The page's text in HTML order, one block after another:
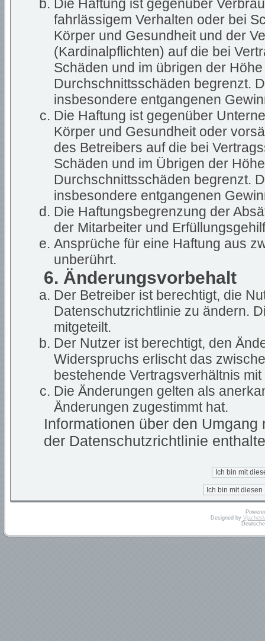
Die Haftung ist gegenüber
fahrlässigem Verhalten oder bei
Körper und Gesundheit und der
(Kardinalpflichten) auf die bei
Schäden und im übrigen der
Durchschnittsschäden begrenzt.
insbesondere entgangenen
Die Haftung ist gegenüber
Körper und Gesundheit oder
des Betreibers auf die bei
Schäden und im Übrigen der
Durchschnittsschäden begrenzt.
insbesondere entgangenen
Die Haftungsbegrenzung der
der Mitarbeiter und
Ansprüche für eine Haftung aus
unberührt.
6. Änderungsvorbehalt
Der Betreiber ist berechtigt, die
Datenschutzrichtlinie zu ändern.
mitgeteilt.
Der Nutzer ist berechtigt, den
Widerspruchs erlischt das
bestehende Vertragsverhältnis
Die Änderungen gelten als
Änderungen zugestimmt hat.
Informationen über den
der Datenschutzrichtlinie
Designed by